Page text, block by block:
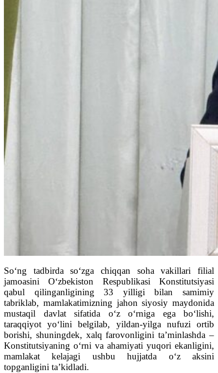
So‘ng tadbirda so‘zga chiqqan soha vakillari filial
jamoasini O‘zbekiston Respublikasi Konstitutsiyasi
qabul qilinganligining 33 yilligi bilan samimiy
tabriklab, mamlakatimizning jahon siyosiy maydonida
mustaqil davlat sifatida o‘z o‘rniga ega bo‘lishi,
taraqqiyot yo‘lini belgilab, yildan-yilga nufuzi ortib
borishi, shuningdek, xalq farovonligini ta’minlashda –
Konstitutsiyaning o‘rni va ahamiyati yuqori ekanligini,
mamlakat kelajagi ushbu hujjatda o‘z aksini
topganligini ta’kidladi.